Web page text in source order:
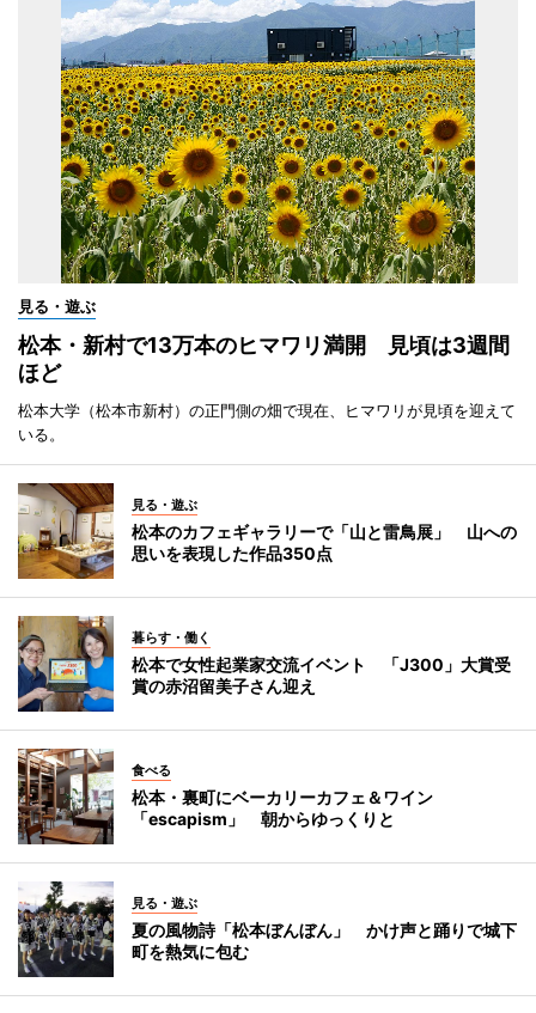
見る・遊ぶ
松本・新村で13万本のヒマワリ満開 見頃は3週間
ほど
松本大学（松本市新村）の正門側の畑で現在、ヒマワリが見頃を迎えて
いる。
見る・遊ぶ
松本のカフェギャラリーで「山と雷鳥展」 山への
思いを表現した作品350点
暮らす・働く
松本で女性起業家交流イベント 「J300」大賞受
賞の赤沼留美子さん迎え
食べる
松本・裏町にベーカリーカフェ＆ワイン
「escapism」 朝からゆっくりと
見る・遊ぶ
夏の風物詩「松本ぼんぼん」 かけ声と踊りで城下
町を熱気に包む